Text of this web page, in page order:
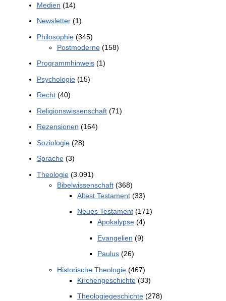
Medien (14)
Newsletter(1)
Philosophie(345)
Postmoderne(158)
Programmhinweis(1)
Psychologie(15)
Recht(40)
Religionswissenschaft(71)
Rezensionen (164)
Soziologie(28)
Sprache(3)
Theologie(3.091)
Bibelwissenschaft(368)
Altest Testament(33)
Neues Testament(171)
Apokalypse(4)
Evangelien (9)
Paulus(26)
Historische Theologie(467)
Kirchengeschichte(33)
Theologiegeschichte(278)